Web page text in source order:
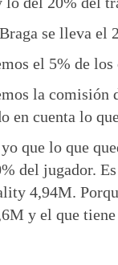
se lleva el
el 5% de
la comisión
en cuenta lo
que lo que
del jugador.
4,94M.
y el que